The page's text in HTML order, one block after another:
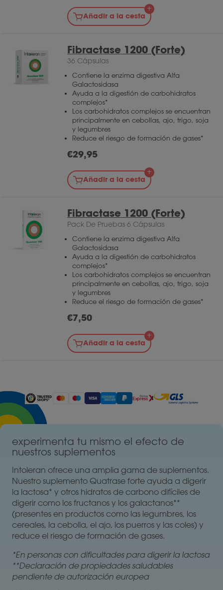
Añadir a la cesta
Fibractase 1200 (Forte)
36 Cápsulas
Contiene la enzima digestiva Alfa
Galactosidasa
Ayuda a la digestión de carbohidratos
complejos*
Los carbohidratos complejos se encuentran
principalmente en cebollas, ajo, trigo, soja
y legumbres
Reduce el riesgo de formación de gases*
€29,95
Añadir a la cesta
Fibractase 1200 (Forte)
Pack De Pruebas 6 Cápsulas
Contiene la enzima digestiva Alfa
Galactosidasa
Ayuda a la digestión de carbohidratos
complejos*
Los carbohidratos complejos se encuentran
principalmente en cebollas, ajo, trigo, soja
y legumbres
Reduce el riesgo de formación de gases*
€7,50
Añadir a la cesta
experimenta tu mismo el efecto de
nuestros suplementos
Intoleran ofrece una amplia gama de suplementos.
Nuestro suplemento Quatrase forte ayuda a digerir
la lactosa* y otros hidratos de carbono difíciles de
digerir como los fructanos y los galactanos**
(presentes en productos como las legumbres, los
cereales, la cebolla, el ajo, los puerros y las coles) y
reduce el riesgo de formación de gases.
*En personas con dificultades para digerir la lactosa
**Declaración de propiedades saludables
pendiente de autorización europea